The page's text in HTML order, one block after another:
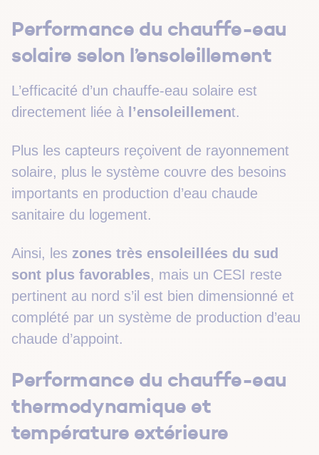
Performance du chauffe-eau
solaire selon l’ensoleillement
L’efficacité d’un chauffe-eau solaire est
directement liée à
l’ensoleillement.
Plus les capteurs reçoivent de rayonnement
solaire, plus le système couvre des besoins
importants en production d’eau chaude
sanitaire du logement.
Ainsi, les zones très ensoleillées du sud
sont plus favorables, mais un CESI reste
pertinent au nord s’il est bien dimensionné et
complété par un système de production d’eau
chaude d’appoint.
Performance du chauffe-eau
thermodynamique et
température extérieure